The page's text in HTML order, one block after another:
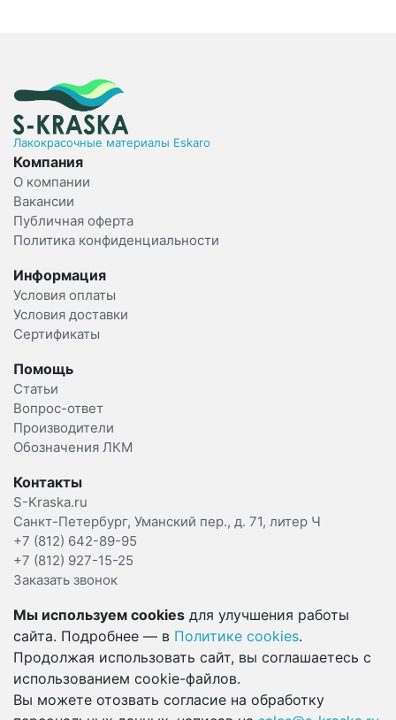
Лакокрасочные материалы Eskaro
Компания
О компании
Вакансии
Публичная оферта
Политика конфиденциальности
Информация
Условия оплаты
Условия доставки
Сертификаты
Помощь
Статьи
Вопрос-ответ
Производители
Обозначения ЛКМ
Контакты
S-Kraska.ru
Санкт-Петербург, Уманский пер., д. 71, литер Ч
+7 (812) 642-89-95
+7 (812) 927-15-25
Заказать звонок
Мы используем cookies для улучшения работы
сайта. Подробнее — в Политике cookies.
Продолжая использовать сайт, вы соглашаетесь с
использованием cookie-файлов.
Вы можете отозвать согласие на обработку